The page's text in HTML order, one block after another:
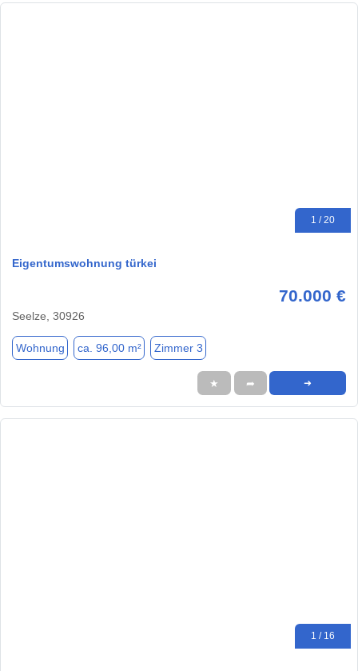
1 / 20
Eigentumswohnung türkei
70.000 €
Seelze, 30926
Wohnung ca. 96,00 m² Zimmer 3
★ ➦ ➜
1 / 16